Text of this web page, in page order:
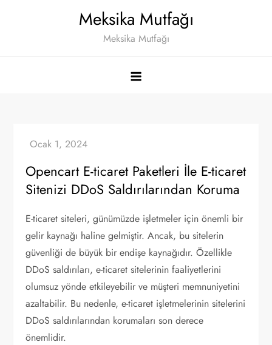
Meksika Mutfağı
Meksika Mutfağı
Opencart E-ticaret Paketleri İle E-ticaret
Sitenizi DDoS Saldırılarından Koruma
E-ticaret siteleri, günümüzde işletmeler için önemli bir
gelir kaynağı haline gelmiştir. Ancak, bu sitelerin
güvenliği de büyük bir endişe kaynağıdır. Özellikle
DDoS saldırıları, e-ticaret sitelerinin faaliyetlerini
olumsuz yönde etkileyebilir ve müşteri memnuniyetini
azaltabilir. Bu nedenle, e-ticaret işletmelerinin sitelerini
DDoS saldırılarından korumaları son derece
önemlidir.